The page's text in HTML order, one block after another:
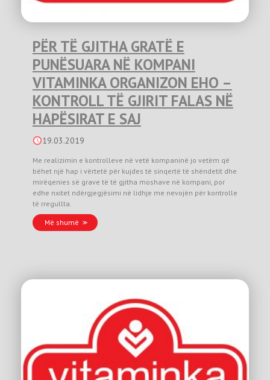
PËR TË GJITHA GRATË E
PUNËSUARA NË KOMPANI
VITAMINKA ORGANIZON EHO –
KONTROLL TË GJIRIT FALAS NË
HAPËSIRAT E SAJ
19.03.2019
Me realizimin e kontrolleve në vetë kompaninë jo vetëm që
bëhet një hap i vërtetë për kujdes të sinqertë të shëndetit dhe
mirëqenies së grave të të gjitha moshave në kompani, por
edhe nxitet ndërgjegjësimi në lidhje me nevojën për kontrolle
të rregullta.
Më shumë